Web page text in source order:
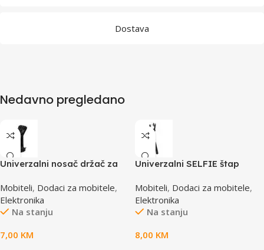
Dostava
Nedavno pregledano
Univerzalni nosač držač za
vakum, EMH106
Mobiteli, Dodaci za mobitele,
Elektronika
Na stanju
7,00 KM
Univerzalni SELFIE štap
mobitel/fotoaparat,
teleskopski 20-100cm, 130g,
EMM107
Mobiteli, Dodaci za mobitele,
Elektronika
Na stanju
8,00 KM